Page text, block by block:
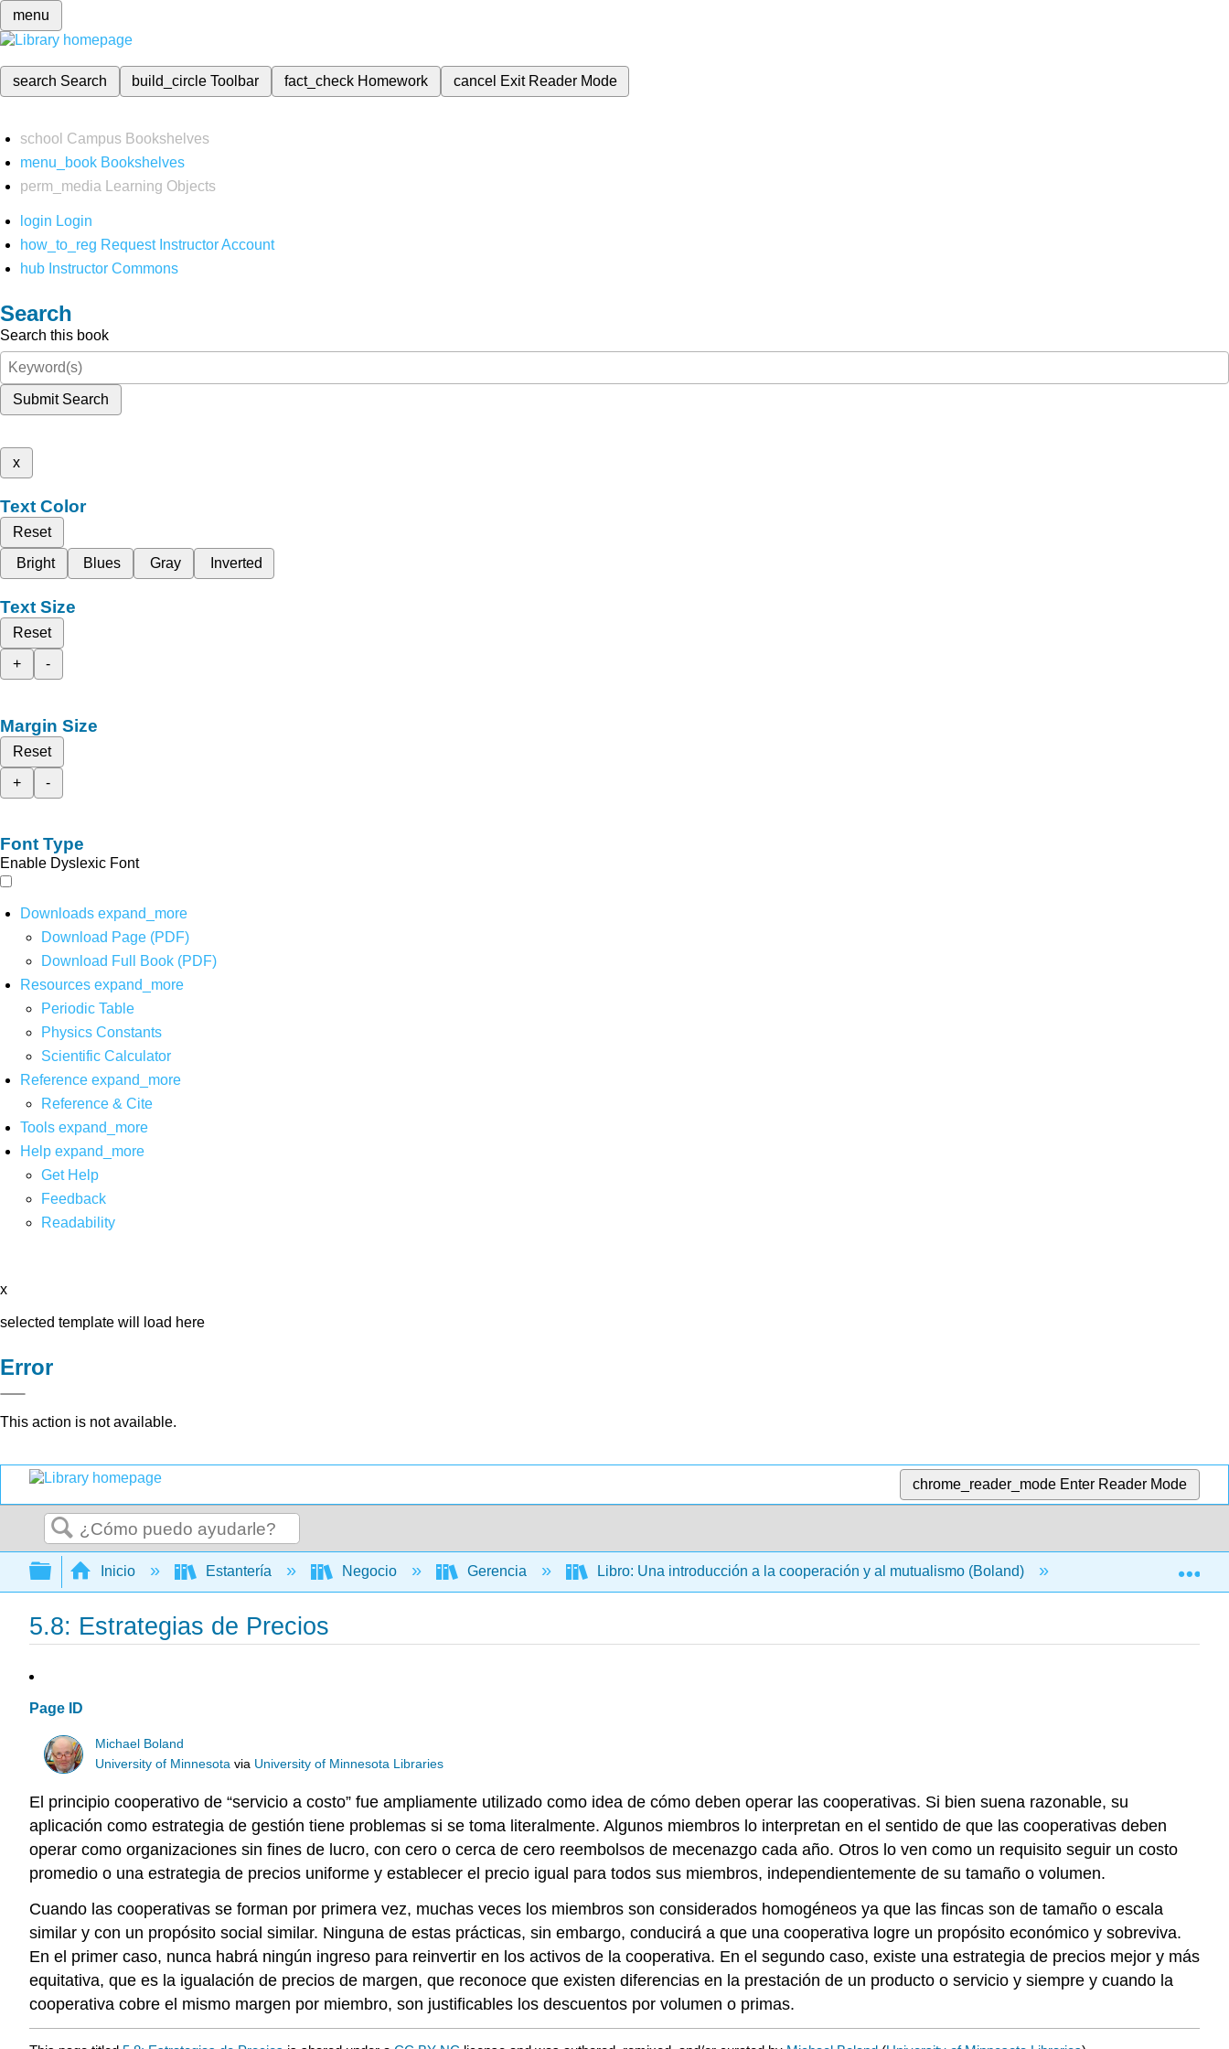
menu
search Search build_circleToolbar fact_check Homework cancel Exit Reader Mode
school Campus Bookshelves
menu_book Bookshelves
perm_media
Learning Objects
login Login
how_to_reg Request Instructor Account
hub Instructor Commons
Search
Search this book
Submit Search
x
Text Color
Reset
Bright
Blues Gray Inverted
Text Size
Reset
+
-
Margin Size
Reset
+
-
Font Type
Enable Dyslexic Font
Downloads expand_more
Download Page (PDF)
Download Full Book (PDF)
Resources expand_more
Periodic Table
Physics Constants
Scientific Calculator
Reference expand_more
Reference & Cite
Tools expand_more
Help expand_more
Get Help
Feedback
Readability
x
selected template will load here
Error
This action is not available.
chrome_reader_mode Enter Reader Mode
Buscar
Expandir/contraer jerarquía global
Inicio Estantería Negocio Gerencia Libro: Una introducción a la cooperación y al mutualismo (Boland) 5: Temas
5.8: Estrategias de Precios
Page ID
Michael Boland
University of Minnesota via University of Minnesota Libraries
El principio cooperativo de “servicio a costo” fue ampliamente utilizado como idea de cómo deben operar las cooperativas. Si bien suena razonable, su
aplicación como estrategia de gestión tiene problemas si se toma literalmente. Algunos miembros lo interpretan en el sentido de que las cooperativas deben
operar como organizaciones sin fines de lucro, con cero o cerca de cero reembolsos de mecenazgo cada año. Otros lo ven como un requisito seguir un costo
promedio o una estrategia de precios uniforme y establecer el precio igual para todos sus miembros, independientemente de su tamaño o volumen.
Cuando las cooperativas se forman por primera vez, muchas veces los miembros son considerados homogéneos ya que las fincas son de tamaño o escala
similar y con un propósito social similar. Ninguna de estas prácticas, sin embargo, conducirá a que una cooperativa logre un propósito económico y sobreviva.
En el primer caso, nunca habrá ningún ingreso para reinvertir en los activos de la cooperativa. En el segundo caso, existe una estrategia de precios mejor y más
equitativa, que es la igualación de precios de margen, que reconoce que existen diferencias en la prestación de un producto o servicio y siempre y cuando la
cooperativa cobre el mismo margen por miembro, son justificables los descuentos por volumen o primas.